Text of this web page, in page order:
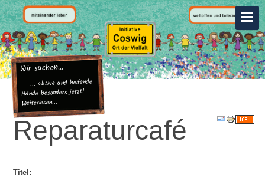
Wir suchen...
... aktive und helfende
Hände besonders jetzt!
Weiterlesen...
Reparaturcafé
Titel: